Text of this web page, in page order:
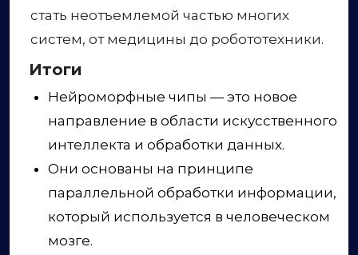
стать неотъемлемой частью многих
систем, от медицины до робототехники.
Итоги
Нейроморфные чипы — это новое
направление в области искусственного
интеллекта и обработки данных.
Они основаны на принципе
параллельной обработки информации,
который используется в человеческом
мозге.